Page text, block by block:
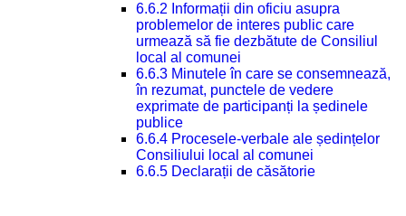
6.6.2 Informații din oficiu asupra
problemelor de interes public care
urmează să fie dezbătute de Consiliul
local al comunei
6.6.3 Minutele în care se consemnează,
în rezumat, punctele de vedere
exprimate de participanți la ședinele
publice
6.6.4 Procesele-verbale ale ședințelor
Consiliului local al comunei
6.6.5 Declarații de căsătorie